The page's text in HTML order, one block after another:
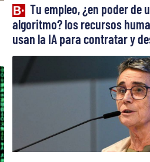
Tu empleo, ¿en poder de
algoritmo? los recursos
usan la IA para contratar y